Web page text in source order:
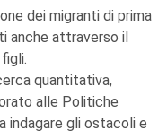
dei migranti di prima
anche attraverso il
quantitativa,
alle Politiche
indagare gli ostacoli e